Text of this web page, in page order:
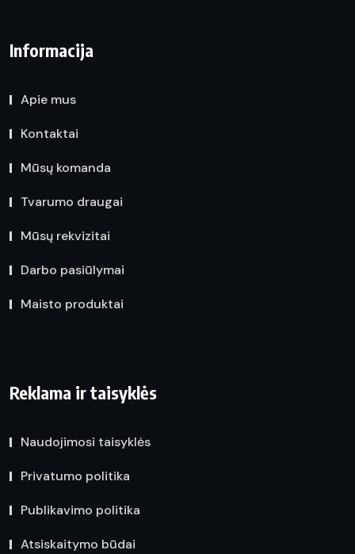
Informacija
Apie mus
Kontaktai
Mūsų komanda
Tvarumo draugai
Mūsų rekvizitai
Darbo pasiūlymai
Maisto produktai
Reklama ir taisyklės
Naudojimosi taisyklės
Privatumo politika
Publikavimo politika
Atsiskaitymo būdai